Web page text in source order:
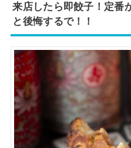
来店したら即餃子！定番
と後悔するで！！